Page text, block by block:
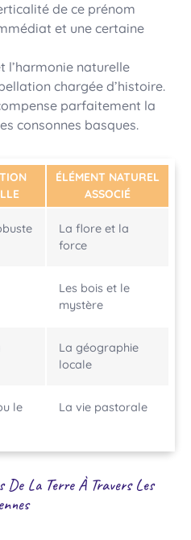
de ce prénom
et une certaine
l’harmonie naturelle
chargée d’histoire.
parfaitement la
consonnes basques.
ÉLÉMENT NATUREL
ASSOCIÉ
La flore et la
force
Les bois et le
mystère
La géographie
locale
le
La vie pastorale
De La Terre À Travers Les